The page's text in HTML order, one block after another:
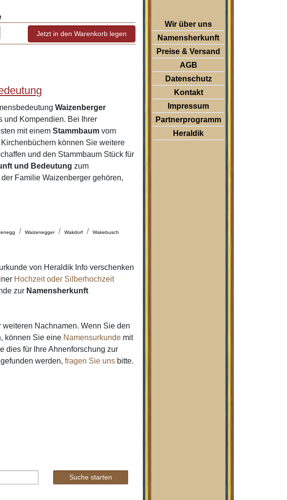
Waizenberger
und Kompendien. Bei Ihrer
mit einemStammbaum vom
können Sie weitere
und den Stammbaum Stück für
und Bedeutung zum
Familie Waizenberger gehören,
Waizenegger Wakdorf Wakebusch
von Heraldik Info verschenken
Hochzeit oder Silberhochzeit
zur Namensherkunft
Nachnamen. Wenn Sie den
können Sie eine Namensurkunde mit
dies für Ihre Ahnenforschung zur
werden,fragen Sie uns bitte.
Wir über uns
Namensherkunft
Preise & Versand
AGB
Datenschutz
Kontakt
Impressum
Partnerprogramm
Heraldik